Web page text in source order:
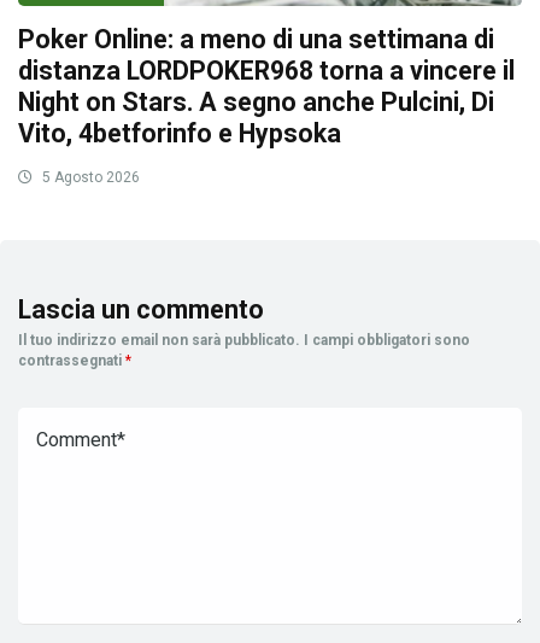
Poker Online: a meno di una settimana di
distanza LORDPOKER968 torna a vincere il
Night on Stars. A segno anche Pulcini, Di
Vito, 4betforinfo e Hypsoka
5 Agosto 2026
Lascia un commento
Il tuo indirizzo email non sarà pubblicato. I campi obbligatori sono
contrassegnati *